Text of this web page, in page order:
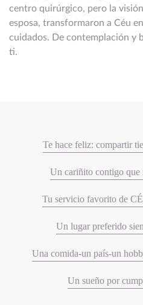
centro quirúrgico, pero la
esposa, transformaron a Céu
cuidados. De contemplación y
ti.
Te hace feliz: compartir
Un cariñito contigo que
Tu servicio favorito de
Un lugar preferido
Una comida-un país-un
Un sueño por